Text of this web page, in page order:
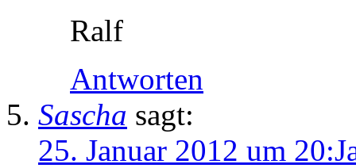
Ralf
Antworten
Sascha sagt:
25. Januar 2012 um